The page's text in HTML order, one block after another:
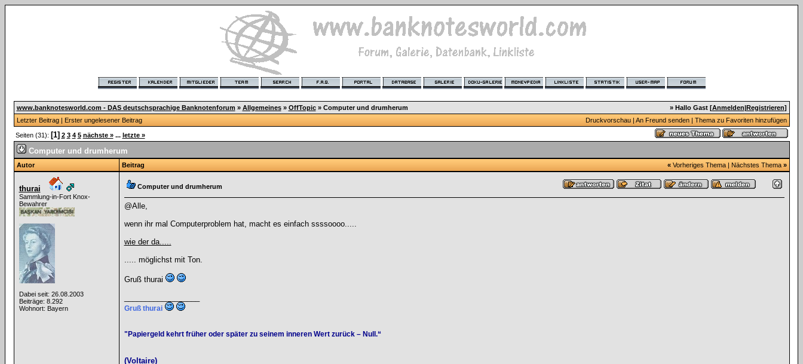
www.banknotesworld.com - DAS deutschsprachige Banknotenforum » Allgemeines» OffTopic» Computer und drumherum » Hallo Gast [Anmelden|Registrieren]
Letzter Beitrag| Erster ungelesener Beitrag Druckvorschau| An Freund senden| Thema zu Favoriten hinzufügen
Seiten (31): [1] 2 3 4 5 nächste » ... letzte »
Computer und drumherum
Autor Beitrag « Vorheriges Thema| Nächstes Thema »
thurai
Sammlung-in-Fort Knox-
Bewahrer
Dabei seit: 26.08.2003
Beiträge: 8.292
Wohnort: Bayern
Computer und drumherum
@Alle,
wenn ihr mal Computerproblem hat, macht es einfach ssssoooo.....
wie der da.....
..... möglichst mit Ton.
Gruß thurai
Gruß thurai
"Papiergeld kehrt früher oder später zu seinem inneren Wert zurück – Null.“
(Voltaire)